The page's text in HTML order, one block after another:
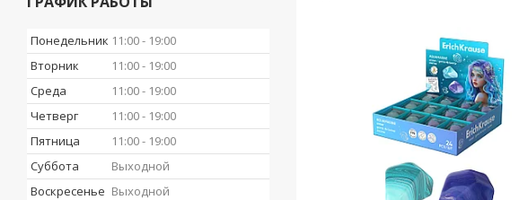
Понедельник 11:00
19:00
Вторник
11:00
19:00
Среда
11:00
19:00
Четверг
11:00
19:00
Пятница
11:00
19:00
Суббота
Выходной
Воскресенье Выходной